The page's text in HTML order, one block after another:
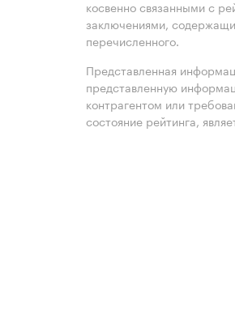
косвенно связанными с
заключениями,
перечисленного.
Представленная
представленную
контрагентом или
состояние рейтинга,